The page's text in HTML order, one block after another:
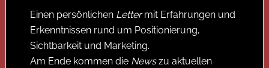
Einen persönlichen Lettermit Erfahrungen und
Erkenntnissen rund um Positionierung,
Sichtbarkeit und Marketing.
Am Ende kommen die Newszu aktuellen